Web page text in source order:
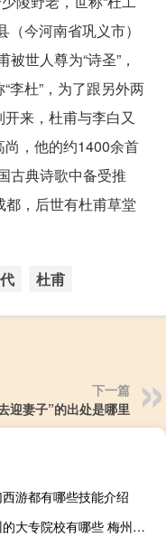
（今河南省巩义市）
世人尊为“诗圣”，
李杜”，为了跟另外两
开来，杜甫与李白又
尚，他的约1400余首
古典诗歌中备受推
，后世有杜甫草堂
杜甫
下一篇
迎妻子”的出处是哪里
游都有哪些技能介绍
梅州的大专院校有哪些 梅州大专院校名单